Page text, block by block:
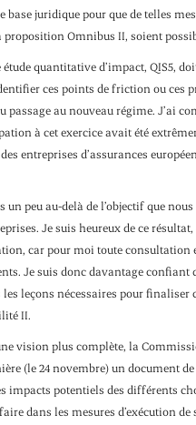
base juridique pour que de telles
proposition Omnibus II, soient
quantitative d’impact, QIS5,
ces points de friction ou ces
passage au nouveau régime. J’ai
à cet exercice avait été
entreprises d’assurances
un peu au-delà de l’objectif que
Je suis heureux de ce
car pour moi toute consultation
Je suis donc davantage confiant
les leçons nécessaires pour finaliser
II.
vision plus complète, la
(le 24 novembre) un document
impacts potentiels des différents
dans les mesures d’exécution